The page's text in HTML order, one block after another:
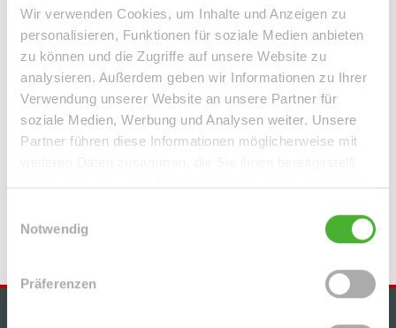
Wir verwenden Cookies, um Inhalte und Anzeigen zu
personalisieren, Funktionen für soziale Medien anbieten
zu können und die Zugriffe auf unsere Website zu
analysieren. Außerdem geben wir Informationen zu Ihrer
Verwendung unserer Website an unsere Partner für
soziale Medien, Werbung und Analysen weiter. Unsere
Partner führen diese Informationen möglicherweise mit
Notwendig
Präferenzen
Markranstädt Mügeln Roßwein / Gleisberg Schkeuditz
Solingen / Burg an der Wupper
Solingen / Papiermühle
Taucha Taucha / Plösitz Torgau Willich Wurzen
Zeitz
Zwenkau
Immo Bennewitz Haus Bennewitz Häuser Bennewitz
kaufen
Bennewitz
Immobilie Bennewitz
Immobilien Bennewitz